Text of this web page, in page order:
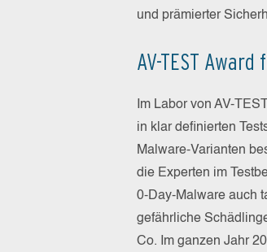
und prämierter
AV-TEST
Im Labor von AV-
in klar definierten
Malware-Varianten
die Experten im
0-Day-Malware auch
gefährliche
Co. Im ganzen Jahr